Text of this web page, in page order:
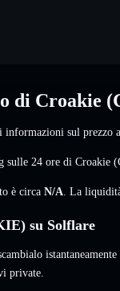
di Croakie
sul prezzo
sulle 24 ore di Croakie
è circa N/A . La
su Solflare
private.